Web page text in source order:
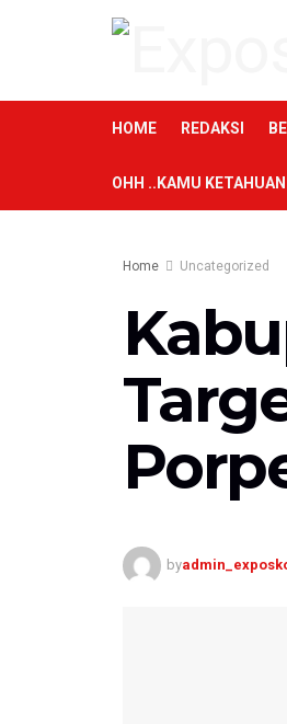
HOME REDAKSI
OHH ..KAMU KETAHUAN
Home Uncategorized
by